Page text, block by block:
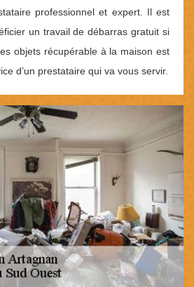
professionnel et expert. Il est
un travail de débarras gratuit si
objets récupérable à la maison est
d’un prestataire qui va vous servir.